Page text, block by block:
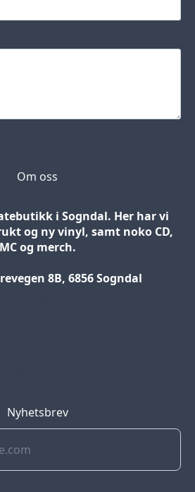
Om oss
i Sogndal. Her har vi
og ny vinyl, samt noko CD,
MC og merch.
8B, 6856 Sogndal
Nyhetsbrev